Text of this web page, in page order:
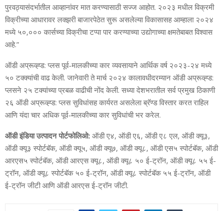
पुरवठ्यासंदर्भातील आव्‍हानांवर मात करण्‍यासाठी सज्‍ज आहोत. २०२३ मधील विक्रमी
विक्रीच्‍या आधारावर लक्‍झरी बाजारपेठेत सुरू असलेल्‍या विकासासह आम्‍हाला २०२४
मध्‍ये ५०,००० कार्सच्‍या विक्रीचा टप्‍पा पार करण्‍याच्‍या उद्योगाच्‍या क्षमतेबाबत विश्वास
आहे.”
ऑडी अप्रूव्‍ह्ड: प्‍लस पूर्व-मालकीच्‍या कार व्‍यवसायाने आर्थिक वर्ष २०२३-२४ मध्‍ये
५० टक्‍क्‍यांची वाढ केली. जानेवारी ते मार्च २०२४ कालावधीदरम्‍यान ऑडी अप्रूव्‍ह्ड:
प्‍लसने २५ टक्‍यांच्‍या प्रबळ वाढीची नोंद केली. सध्‍या देशभरातील सर्व प्रमुख ठिकाणी
२६ ऑडी अप्रूव्‍ह्ड: प्‍लस सुविधांसह कार्यरत असलेला ब्रॅण्‍ड विस्‍तार करत राहिल
आणि यंदा चार अधिक पूर्व-मालकीच्‍या कार सुविधांची भर करेल.
ऑडी इंडिया उत्‍पादन पोर्टफोलिओ: ऑडी ए४, ऑडी ए६, ऑडी ए८ एल, ऑडी क्‍यू३,
ऑडी क्‍यू३ स्‍पोर्टबॅक, ऑडी क्‍यू५, ऑडी क्यू७, ऑडी क्‍यू८, ऑडी एस५ स्‍पोर्टबॅक, ऑडी
आरएस५ स्‍पोर्टबॅक, ऑडी आरएस क्‍यू८, ऑडी क्‍यू८ ५० ई-ट्रॉन, ऑडी क्‍यू८ ५५ ई-
ट्रॉन, ऑडी क्‍यू८ स्‍पोर्टबॅक ५० ई-ट्रॉन, ऑडी क्‍यू८ स्‍पोर्टबॅक ५५ ई-ट्रॉन, ऑडी
ई-ट्रॉन जीटी आणि ऑडी आरएस ई-ट्रॉन जीटी.